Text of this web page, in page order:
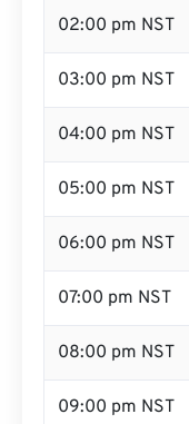
02:00 pm NST
03:00 pm NST
04:00 pm NST
05:00 pm NST
06:00 pm NST
07:00 pm NST
08:00 pm NST
09:00 pm NST